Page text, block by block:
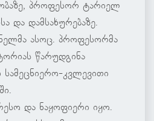
პროფესორ ტარიელ
და დამსახურებაზე.
ასოც. პროფესორმა
წარუდგინა
კვლევითი
და ნაყოფიერი იყო.